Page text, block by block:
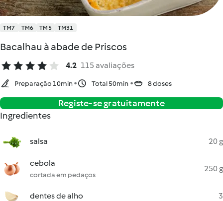
TM7 TM6 TM5 TM31
Bacalhau à abade de Priscos
4.2 115 avaliações
Preparação 10min Total 50min 8 doses
Registe-se gratuitamente
Ingredientes
salsa 20 g
cebola
cortada em pedaços
250 g
dentes de alho 3